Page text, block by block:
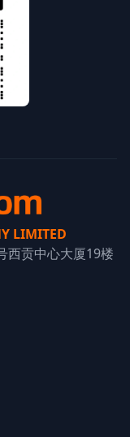
LIMITED
西贡中心大厦19楼